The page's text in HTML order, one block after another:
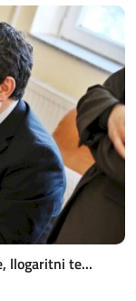
llogaritni te...